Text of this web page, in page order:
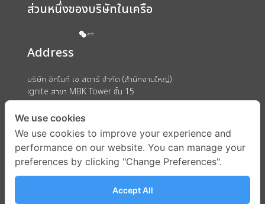
ส่วนหนึ่งของบริษัทในเครือ
Address
บริษัท อิกไนท์ เอ สตาร์ จำกัด (สำนักงานใหญ่)
ignite สาขา MBK Tower ชั้น 15
ถนนพญาไท แขวงวังใหม่ เขตปทุมวัน กรุงเทพมหานคร 10330
We use cookies
We use cookies to improve your experience and
performance on our website. You can manage your
preferences by clicking "Change Preferences".
Accept All